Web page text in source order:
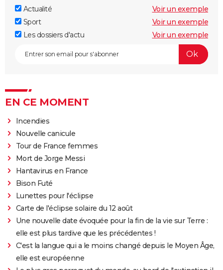
Actualité
Voir un exemple
Sport
Voir un exemple
Les dossiers d'actu
Voir un exemple
EN CE MOMENT
Incendies
Nouvelle canicule
Tour de France femmes
Mort de Jorge Messi
Hantavirus en France
Bison Futé
Lunettes pour l'éclipse
Carte de l'éclipse solaire du 12 août
Une nouvelle date évoquée pour la fin de la vie sur Terre :
elle est plus tardive que les précédentes !
C'est la langue qui a le moins changé depuis le Moyen Âge,
elle est européenne